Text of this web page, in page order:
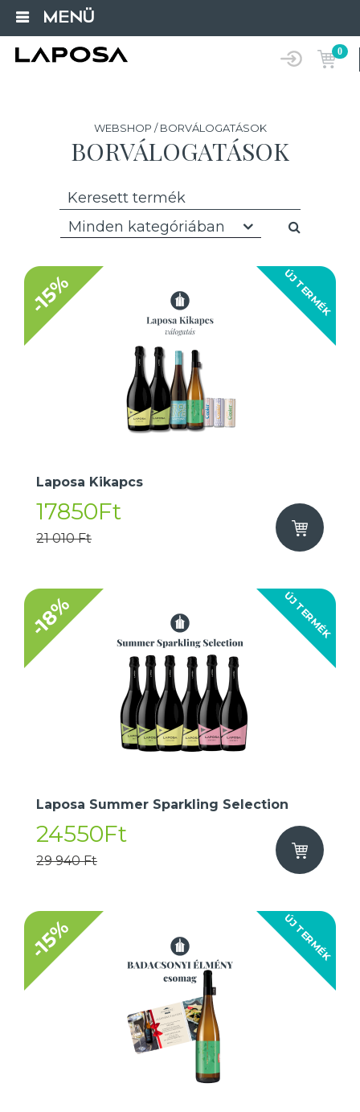
MENÜ
0
WEBSHOP / BORVÁLOGATÁSOK
BORVÁLOGATÁSOK
Minden kategóriában
ÚJ TERMÉK
-15%
Laposa Kikapcs
17850Ft
21 010 Ft
ÚJ TERMÉK
-18%
Laposa Summer Sparkling Selection
24550Ft
29 940 Ft
ÚJ TERMÉK
-15%